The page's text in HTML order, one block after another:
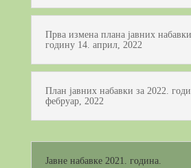
Прва измена плана јавних
годину 14. април, 2022
План јавних набавки за 2022.
фебруар, 2022
Јавне набавке 2021. година.